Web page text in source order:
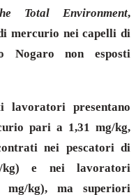
Total Environment,
mercurio nei capelli di
non esposti
lavoratori presentano
pari a 1,31 mg/kg,
nei pescatori di
kg) e nei lavoratori
mg/kg), ma superiori